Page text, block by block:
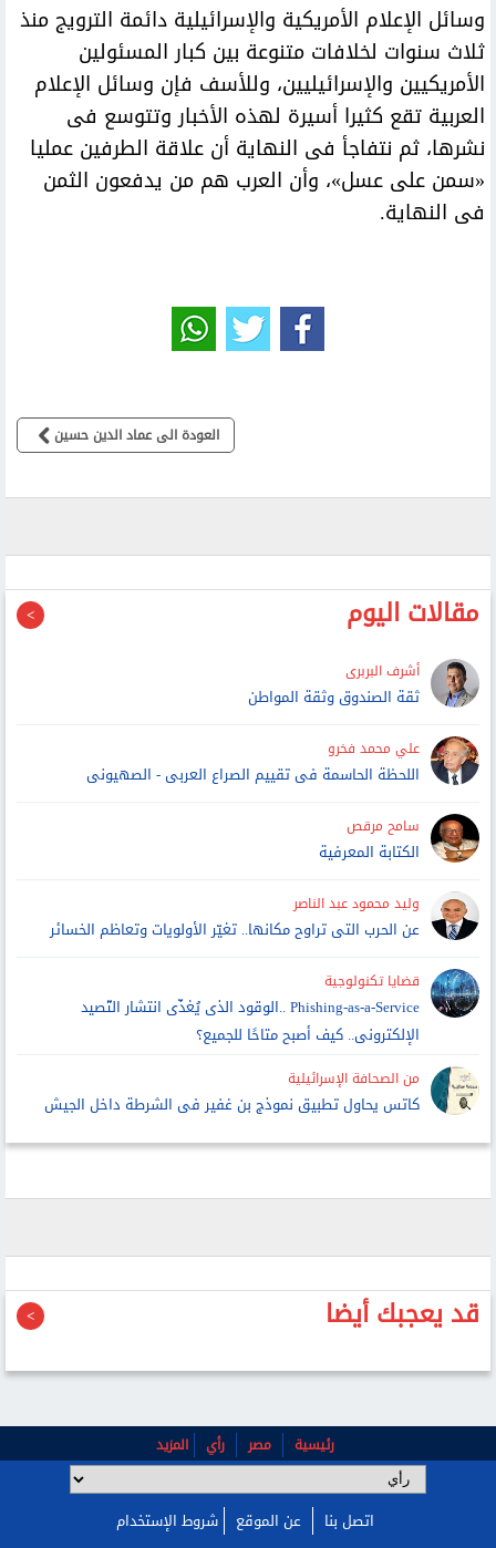
وسائل الإعلام الأمريكية والإسرائيلية دائمة الترويج منذ
ثلاث سنوات لخلافات متنوعة بين كبار المسئولين
الأمريكيين والإسرائيليين، وللأسف فإن وسائل الإعلام
العربية تقع كثيرا أسيرة لهذه الأخبار وتتوسع فى
نشرها، ثم نتفاجأ فى النهاية أن علاقة الطرفين عمليا
«سمن على عسل»، وأن العرب هم من يدفعون الثمن
فى النهاية.
العودة الى عماد الدين حسين
مقالات اليوم
أشرف البربرى
ثقة الصندوق وثقة المواطن
علي محمد فخرو
اللحظة الحاسمة فى تقييم الصراع العربى - الصهيونى
سامح مرقص
الكتابة المعرفية
وليد محمود عبد الناصر
عن الحرب التى تراوح مكانها.. تغيّر الأولويات وتعاظم الخسائر
قضايا تكنولوجية
Phishing-as-a-Service ..الوقود الذى يُغذّى انتشار التّصيد
الإلكترونى.. كيف أصبح متاحًا للجميع؟
من الصحافة الإسرائيلية
كاتس يحاول تطبيق نموذج بن غفير فى الشرطة داخل الجيش
قد يعجبك أيضا
رئيسية مصر رأي المزيد
اتصل بنا عن الموقع شروط الإستخدام